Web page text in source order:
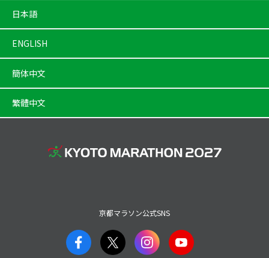
日本語
ENGLISH
簡体中文
繁體中文
京都マラソン公式SNS